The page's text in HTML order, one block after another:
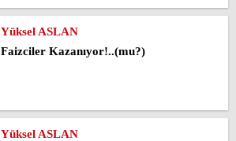
Yüksel ASLAN
Faizciler Kazanıyor!..(mu?)
Yüksel ASLAN